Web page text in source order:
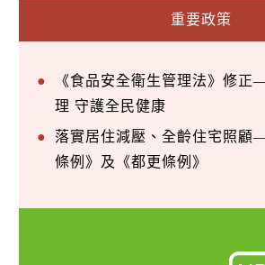
重要政策
《食品安全衛生管理法》修正
理 守護全民健康
落實居住減壓、全齡住宅照顧
條例》及《都更條例》